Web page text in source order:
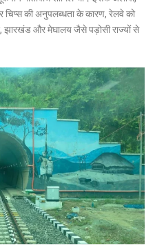
चिप्स की अनुपलब्धता के कारण, रेलवे को
झारखंड और मेघालय जैसे पड़ोसी राज्यों से